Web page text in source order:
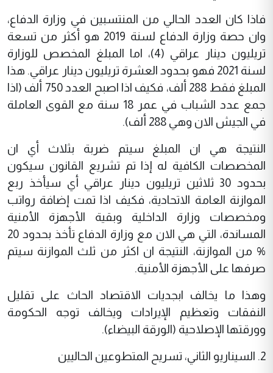
فاذا كان العدد الحالي من المنتسبين في وزارة الدفاع،
وان حصة وزارة الدفاع لسنة 2019 هو أكثر من تسعة
تريليون دينار عراقي (4)، اما المبلغ المخصص للوزارة
لسنة 2021 فهو بحدود العشرة تريليون دينار عراقي. هذا
المبلغ فقط 288 ألف، فكيف اذا اصبح العدد 750 ألف (اذا
جمع عدد الشباب في عمر 18 سنة مع القوى العاملة
في الجيش الان وهي 288 ألف).
النتيجة هي ان المبلغ سيتم ضربة بثلاث أي ان
المخصصات الكافية له إذا تم تشريع القانون سيكون
بحدود 30 ثلاثين تريليون دينار عراقي أي سيأخذ ربع
الموازنة العامة الاتحادية، فكيف اذا تمت إضافة رواتب
ومخصصات وزارة الداخلية وبقية الأجهزة الأمنية
المساندة، التي هي الان مع وزارة الدفاع تأخذ بحدود 20
% من الموازنة، النتيجة ان اكثر من ثلث الموازنة سيتم
صرفها على الأجهزة الأمنية.
وهذا ما يخالف ابجديات الاقتصاد الحاث على تقليل
النفقات وتعظيم الإيرادات ويخالف توجه الحكومة
وورقتها الإصلاحية (الورقة البيضاء).
2. السيناريو الثاني، تسريح المتطوعين الحاليين